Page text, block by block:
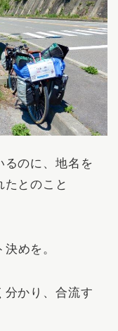
るのに、地名を
たとのこと
めを。
分かり、合流す